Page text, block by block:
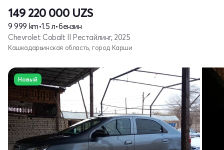
149 220 000 UZS
9 999 km•1.5 л•бензин
Chevrolet Cobalt II Рестайлинг, 2025
Кашкадарьинская область, город Карши
Новый